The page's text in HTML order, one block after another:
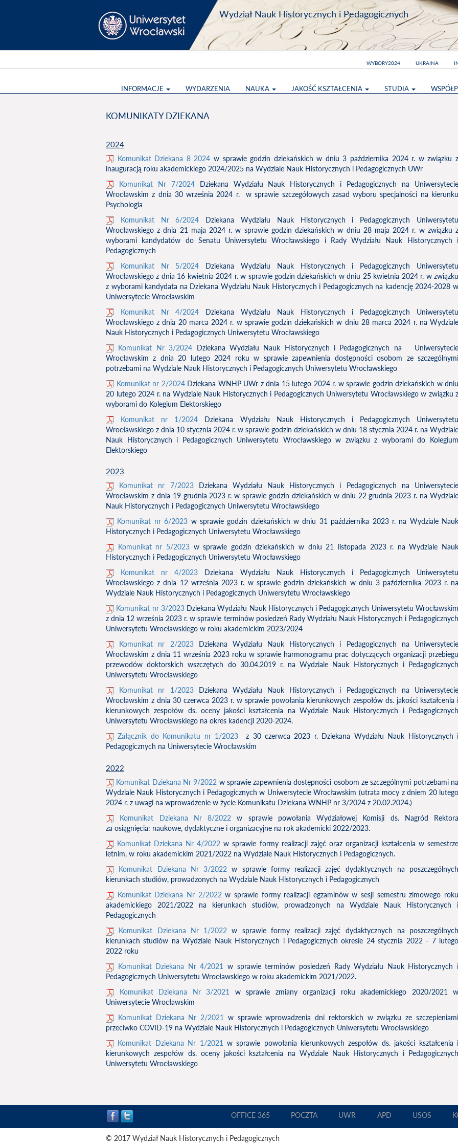
Wydział Nauk Historycznych i Pedagogicznych
INFORMACJE WYDARZENIA NAUKA JAKOŚĆ KSZTAŁCENIA STUDIA
WYBORY2024 UKRAINA
KOMUNIKATY DZIEKANA
2024
Komunikat Dziekana 8 2024 w sprawie godzin dziekańskich w dniu 3 października 2024 r. w związku z
inauguracją roku akademickiego 2024/2025 na Wydziale Nauk Historycznych i Pedagogicznych UWr
Komunikat Nr 7/2024 Dziekana Wydziału Nauk Historycznych i Pedagogicznych na Uniwersytecie
Wrocławskim z dnia 30 września 2024 r. w sprawie szczegółowych zasad wyboru specjalności na kierunku
Psychologia
Komunikat Nr 6/2024 Dziekana Wydziału Nauk Historycznych i Pedagogicznych Uniwersytetu
Wrocławskiego z dnia 21 maja 2024 r. w sprawie godzin dziekańskich w dniu 28 maja 2024 r. w związku z
wyborami kandydatów do Senatu Uniwersytetu Wrocławskiego i Rady Wydziału Nauk Historycznych i
Pedagogicznych
Komunikat Nr 5/2024 Dziekana Wydziału Nauk Historycznych i Pedagogicznych Uniwersytetu
Wrocławskiego z dnia 16 kwietnia 2024 r. w sprawie godzin dziekańskich w dniu 25 kwietnia 2024 r. w związku
z wyborami kandydata na Dziekana Wydziału Nauk Historycznych i Pedagogicznych na kadencję 2024-2028 w
Uniwersytecie Wrocławskim
Komunikat Nr 4/2024 Dziekana Wydziału Nauk Historycznych i Pedagogicznych Uniwersytetu
Wrocławskiego z dnia 20 marca 2024 r. w sprawie godzin dziekańskich w dniu 28 marca 2024 r. na Wydziale
Nauk Historycznych i Pedagogicznych Uniwersytetu Wrocławskiego
Komunikat Nr 3/2024 Dziekana Wydziału Nauk Historycznych i Pedagogicznych na Uniwersytecie
Wrocławskim z dnia 20 lutego 2024 roku w sprawie zapewnienia dostępności osobom ze szczególnymi
potrzebami na Wydziale Nauk Historycznych i Pedagogicznych Uniwersytetu Wrocławskiego
Komunikat nr 2/2024Dziekana WNHP UWr z dnia 15 lutego 2024 r. w sprawie godzin dziekańskich w dniu
20 lutego 2024 r. na Wydziale Nauk Historycznych i Pedagogicznych Uniwersytetu Wrocławskiego w związku z
wyborami do Kolegium Elektorskiego
Komunikat nr 1/2024 Dziekana Wydziału Nauk Historycznych i Pedagogicznych Uniwersytetu
Wrocławskiego z dnia 10 stycznia 2024 r. w sprawie godzin dziekańskich w dniu 18 stycznia 2024 r. na Wydziale
Nauk Historycznych i Pedagogicznych Uniwersytetu Wrocławskiego w związku z wyborami do Kolegium
Elektorskiego
2023
Komunikat nr 7/2023Dziekana Wydziału Nauk Historycznych i Pedagogicznych na Uniwersytecie
Wrocławskim z dnia 19 grudnia 2023 r. w sprawie godzin dziekańskich w dniu 22 grudnia 2023 r. na Wydziale
Nauk Historycznych i Pedagogicznych Uniwersytetu Wrocławskiego
Komunikat nr 6/2023 w sprawie godzin dziekańskich w dniu 31 października 2023 r. na Wydziale Nauk
Historycznych i Pedagogicznych Uniwersytetu Wrocławskiego
Komunikat nr 5/2023w sprawie godzin dziekańskich w dniu 21 listopada 2023 r. na Wydziale Nauk
Historycznych i Pedagogicznych Uniwersytetu Wrocławskiego
Komunikat nr 4/2023 Dziekana Wydziału Nauk Historycznych i Pedagogicznych Uniwersytetu
Wrocławskiego z dnia 12 września 2023 r. w sprawie godzin dziekańskich w dniu 3 października 2023 r. na
Wydziale Nauk Historycznych i Pedagogicznych Uniwersytetu Wrocławskiego
Komunikat nr 3/2023Dziekana Wydziału Nauk Historycznych i Pedagogicznych Uniwersytetu Wrocławskim
z dnia 12 września 2023 r. w sprawie terminów posiedzeń Rady Wydziału Nauk Historycznych i Pedagogicznych
Uniwersytetu Wrocławskiego w roku akademickim 2023/2024
Komunikat nr 2/2023Dziekana Wydziału Nauk Historycznych i Pedagogicznych na Uniwersytecie
Wrocławskim z dnia 11 września 2023 roku w sprawie harmonogramu prac dotyczących organizacji przebiegu
przewodów doktorskich wszczętych do 30.04.2019 r. na Wydziale Nauk Historycznych i Pedagogicznych
Uniwersytetu Wrocławskiego
Komunikat nr 1/2023Dziekana Wydziału Nauk Historycznych i Pedagogicznych na Uniwersytecie
Wrocławskim z dnia 30 czerwca 2023 r. w sprawie powołania kierunkowych zespołów ds. jakości kształcenia i
kierunkowych zespołów ds. oceny jakości kształcenia na Wydziale Nauk Historycznych i Pedagogicznych
Uniwersytetu Wrocławskiego na okres kadencji 2020-2024.
Załącznik do Komunikatu nr 1/2023 z 30 czerwca 2023 r. Dziekana Wydziału Nauk Historycznych i
Pedagogicznych na Uniwersytecie Wrocławskim
2022
Komunikat Dziekana Nr 9/2022 w sprawie zapewnienia dostępności osobom ze szczególnymi potrzebami na
Wydziale Nauk Historycznych i Pedagogicznych w Uniwersytecie Wrocławskim (utrata mocy z dniem 20 lutego
2024 r. z uwagi na wprowadzenie w życie Komunikatu Dziekana WNHP nr 3/2024 z 20.02.2024.)
Komunikat Dziekana Nr 8/2022w sprawie powołania Wydziałowej Komisji ds. Nagród Rektora
za osiągnięcia: naukowe, dydaktyczne i organizacyjne na rok akademicki 2022/2023.
Komunikat Dziekana Nr 4/2022w sprawie formy realizacji zajęć oraz organizacji kształcenia w semestrze
letnim, w roku akademickim 2021/2022 na Wydziale Nauk Historycznych i Pedagogicznych.
Komunikat Dziekana Nr 3/2022 w sprawie formy realizacji zajęć dydaktycznych na poszczególnych
kierunkach studiów, prowadzonych na Wydziale Nauk Historycznych i Pedagogicznych
Komunikat Dziekana Nr 2/2022 w sprawie formy realizacji egzaminów w sesji semestru zimowego roku
akademickiego 2021/2022 na kierunkach studiów, prowadzonych na Wydziale Nauk Historycznych i
Pedagogicznych
Komunikat Dziekana Nr 1/2022 w sprawie formy realizacji zajęć dydaktycznych na poszczególnych
kierunkach studiów na Wydziale Nauk Historycznych i Pedagogicznych okresie 24 stycznia 2022 - 7 lutego
2022 roku
Komunikat Dziekana Nr 4/2021 w sprawie terminów posiedzeń Rady Wydziału Nauk Historycznych i
Pedagogicznych Uniwersytetu Wrocławskiego w roku akademickim 2021/2022.
Komunikat Dziekana Nr 3/2021
w sprawie zmiany organizacji roku akademickiego 2020/2021 w
Uniwersytecie Wrocławskim
Komunikat Dziekana Nr 2/2021 w sprawie wprowadzenia dni rektorskich w związku ze szczepieniami
przeciwko COVID-19 na Wydziale Nauk Historycznych i Pedagogicznych Uniwersytetu Wrocławskiego
Komunikat Dziekana Nr 1/2021 w sprawie powołania kierunkowych zespołów ds. jakości kształcenia i
kierunkowych zespołów ds. oceny jakości kształcenia na Wydziale Nauk Historycznych i Pedagogicznych
Uniwersytetu Wrocławskiego
OFFICE 365 POCZTA UWR APD USOS
© 2017 Wydział Nauk Historycznych i Pedagogicznych